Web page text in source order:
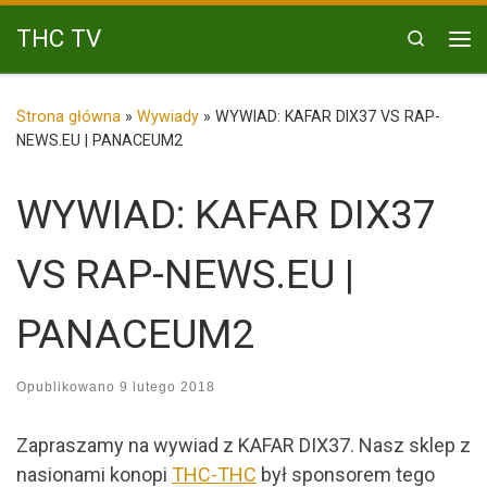
Przejdź do treści
THC TV
Search
Strona główna » Wywiady » WYWIAD: KAFAR DIX37 VS RAP-
NEWS.EU | PANACEUM2
WYWIAD: KAFAR DIX37
VS RAP-NEWS.EU |
PANACEUM2
Opublikowano 9 lutego 2018
Zapraszamy na wywiad z KAFAR DIX37. Nasz sklep z
nasionami konopi THC-THC był sponsorem tego